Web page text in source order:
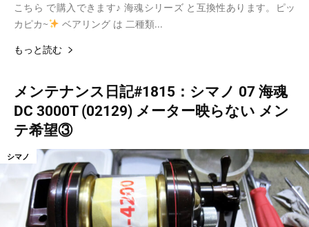
こちら で購入できます♪ 海魂シリーズ と互換性あります。ピッ
カピカ~
ベアリング は 二種類...
もっと読む
メンテナンス日記#1815：シマノ 07 海魂
DC 3000T (02129) メーター映らない メン
テ希望③
シマノ